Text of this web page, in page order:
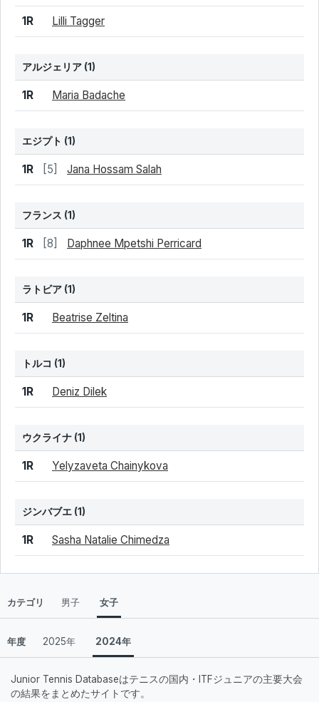
1R Lilli Tagger
アルジェリア (1)
結果 シード 選手名
1R Maria Badache
エジプト (1)
結果 シード 選手名
1R [5] Jana Hossam Salah
フランス (1)
結果 シード 選手名
1R [8] Daphnee Mpetshi Perricard
ラトビア (1)
結果 シード 選手名
1R Beatrise Zeltina
トルコ (1)
結果 シード 選手名
1R Deniz Dilek
ウクライナ (1)
結果 シード 選手名
1R Yelyzaveta Chainykova
ジンバブエ (1)
結果 シード 選手名
1R Sasha Natalie Chimedza
カテゴリ 男子 女子
年度 2025年 2024年
Junior Tennis Databaseはテニスの国内・ITFジュニアの主要大会
の結果をまとめたサイトです。